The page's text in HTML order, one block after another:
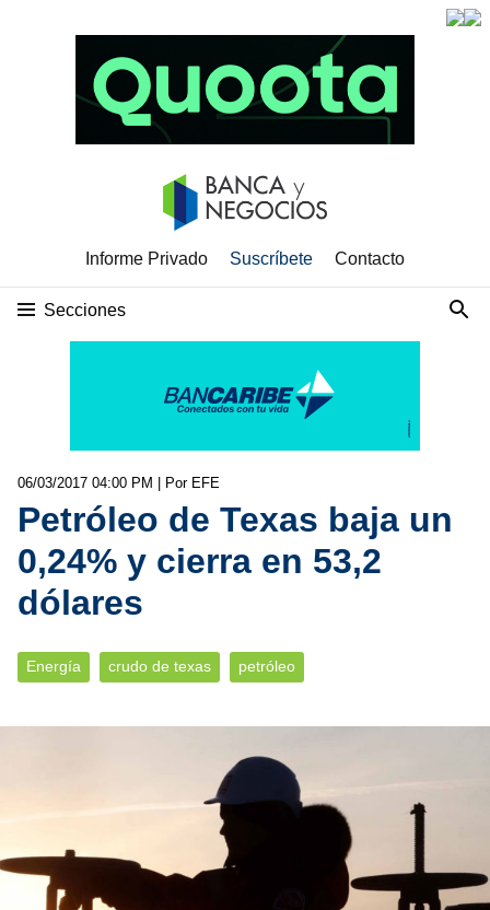
Informe Privado Suscríbete Contacto
Secciones
06/03/2017 04:00 PM | Por EFE
Petróleo de Texas baja un
0,24% y cierra en 53,2
dólares
Energía crudo de texas petróleo